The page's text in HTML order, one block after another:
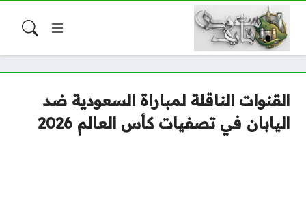
القنوات الناقلة لمباراة السعودية ضد
اليابان في تصفيات كأس العالم 2026